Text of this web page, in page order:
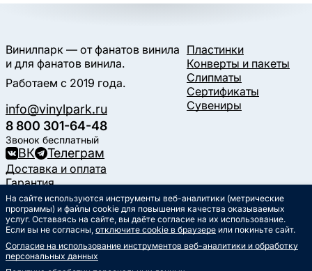
Винилпарк — от фанатов винила
и для фанатов винила.
Работаем с 2019 года.
info@vinylpark.ru
8 800 301-64-48
Звонок бесплатный
ВК Телеграм
Пластинки
Конверты и пакеты
Слипматы
Сертификаты
Сувениры
Доставка и оплата
Гарантия
Контакты
Статьи
Музыкальный календарь
Документы
Публичная оферта
Политика обработки
На сайте используются инструменты веб-аналитики (метрические
программы) и файлы cookie для повышения качества оказываемых
услуг. Оставаясь на сайте, вы даёте согласие на их использование.
Если вы не согласны, отключите cookie в браузере или покиньте сайт.
Согласие на использование инструментов веб-аналитики и обработку
персональных данных